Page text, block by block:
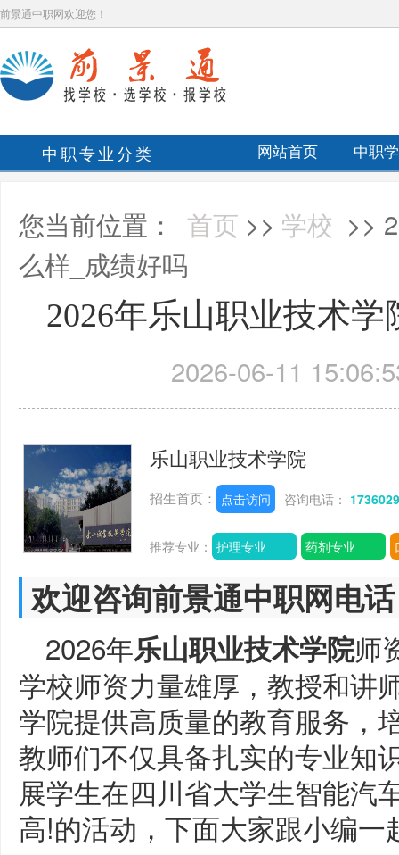
前景通中职网欢迎您！
中职专业分类 网站首页 中职
您当前位置： 首页 >> 学校 >>
么样_成绩好吗
2026年乐山职业技术
2026-06-11
乐山职业技术学院
招生首页： 点击访问 咨询电话：
推荐专业： 护理专业 药剂专业
欢迎咨询前景通中职网电
2026年乐山职业技术学院师
学校师资力量雄厚，教授和讲
学院提供高质量的教育服务，
教师们不仅具备扎实的专业知
展学生在四川省大学生智能汽
高!的活动，下面大家跟小编